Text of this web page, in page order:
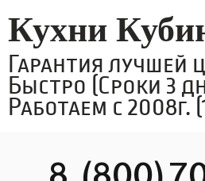
Кухни
Гарантия лучшей
Быстро (Сроки 3
Работаем с 2008г.
8